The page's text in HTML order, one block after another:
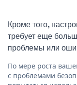
Кроме того,
требует еще
проблемы или
По мере роста
с проблемами